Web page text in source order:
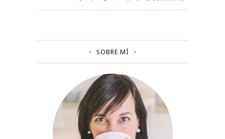
SOBRE MÍ